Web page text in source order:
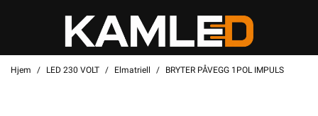
Hjem LED 230 VOLT Elmatriell BRYTER PÅVEGG 1POL IMPULS